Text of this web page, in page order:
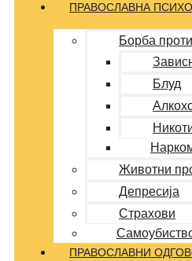
ПРАВОСЛАВНА
Борба
Блуд
Животни
Депресија
Страхови
ПРАВОСЛАВНИ